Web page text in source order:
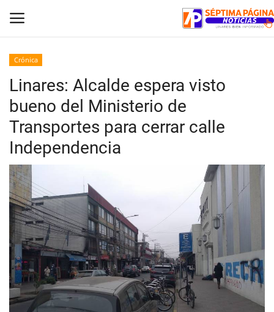
Inicio
Crónica
Policial
Tribunales
Deporte
Política
Espectáculos
Crónica
Linares: Alcalde espera visto
bueno del Ministerio de
Transportes para cerrar calle
Independencia